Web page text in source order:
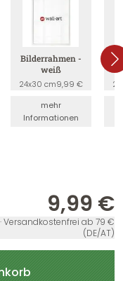
Bilderrahmen -
weiß
24x30 cm9,99 €
mehr
Informationen
9,99 €
Versandkostenfrei ab 79 €
(DE/AT)